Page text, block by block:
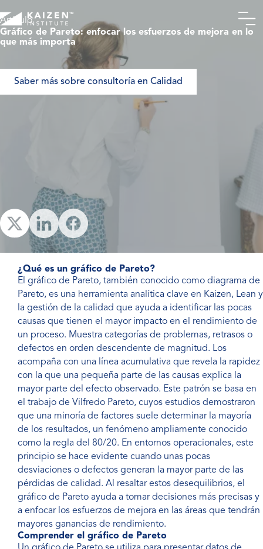
Artículo
Gráfico de Pareto: enfocar los esfuerzos de mejora en lo
que más importa
Saber más sobre consultoría en Calidad
¿Qué es un gráfico de
de Pareto en la mejora
continua
Limitaciones y
consideraciones
El gráfico de Pareto:
una base clara para la
priorización
¿Qué significa la regla
80/20 en un gráfico de
Pareto?
¿Cuál es la diferencia
entre un gráfico de
Pareto y un
histograma?
¿Con qué frecuencia
deben actualizarse los
gráficos de Pareto en
las iniciativas de
mejora continua?
¿Qué es un gráfico de Pareto?
El gráfico de Pareto, también conocido como diagrama de
Pareto, es una herramienta analítica clave en Kaizen, Lean y
la gestión de la calidad que ayuda a identificar las pocas
causas que tienen el mayor impacto en el rendimiento de
un proceso. Muestra categorías de problemas, retrasos o
defectos en orden descendente de magnitud. Los
acompaña con una línea acumulativa que revela la rapidez
con la que una pequeña parte de las causas explica la
mayor parte del efecto observado. Este patrón se basa en
el trabajo de Vilfredo Pareto, cuyos estudios demostraron
que una minoría de factores suele determinar la mayoría
de los resultados, un fenómeno ampliamente conocido
como la regla del 80/20. En entornos operacionales, este
principio se hace evidente cuando unas pocas
desviaciones o defectos generan la mayor parte de las
pérdidas de calidad. Al resaltar estos desequilibrios, el
gráfico de Pareto ayuda a tomar decisiones más precisas y
a enfocar los esfuerzos de mejora en las áreas que tendrán
mayores ganancias de rendimiento.
Comprender el gráfico de Pareto